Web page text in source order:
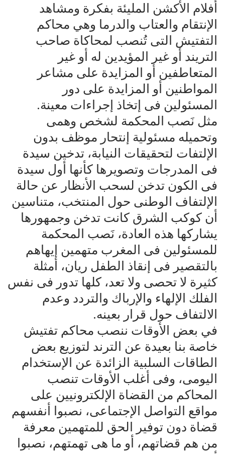
أفلام الأكشن المليئة بفكرة ومشاهد
الإنتقام والعتاب والدرما وهي محاكم
التفتيش التى تُنصب لمحاكاة صاحب
التريند أو غير المؤيدين له أو غير
المتعاطفين أو المزايدة على مشاعر
المواطنين أو المزايدة على دور
المسئولين فى إتخاذ إجراءات معينة.
مثل نَصب المحكمة لشخص وهمى
وتحميله مسئولية إنتحار موظف بدون
الإلتفات لتحقيقات النيابة، تدخين سيدة
فى المدرجات وتصويرها كأنها أول سيدة
فى الكون تدخن لسحب الأنظار عن حالة
الإلتفاف الوطنى حول المنتخب، متناسين
أن كوكب الشرق كانت تدخن وجمهورها
يشاركها هذه العادة، نَصب المحكمة
للمسئولين فى المغرب متهمين إيهاهم
بالتقصير فى إنقاذ الطفل ريان، أمثلة
كثيرة لا تحصى ولا تعد، كلها تدور فى نفس
الفلك الإلهاء والإرباك والتردد وعدم
الالتفاف حول قرار بعينه.
في بعض الأوقات ننصب محاكم تفتيش
خاصة بنا بعيدة عن الترند لتوزيع بعض
الطاقات السلبية الزائدة عن الإستخدام
اليومى، وفى أغلب الأوقات تنصب
المحاكم من القضاة الإلكترونيين على
مواقع التواصل الإجتماعى، نصبوا أنفسهم
قضاة دون توفير الحق للمتهمين معرفة
من هم قضاتهم، أو ما هى تهمتهم، نصبوا